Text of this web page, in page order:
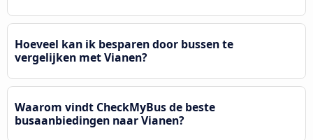
Hoeveel kan ik besparen door bussen te
vergelijken met Vianen?
Waarom vindt CheckMyBus de beste
busaanbiedingen naar Vianen?